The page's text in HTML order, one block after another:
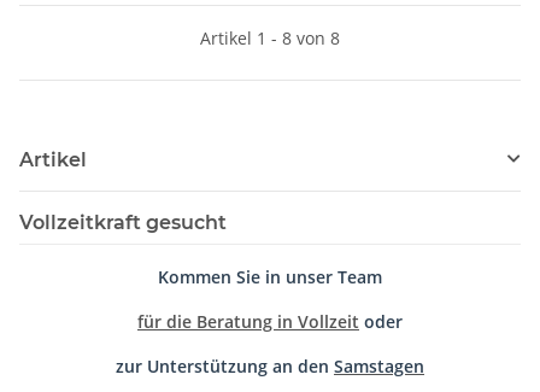
Artikel 1 - 8 von 8
Artikel
Vollzeitkraft gesucht
Kommen Sie in unser Team
für die Beratung in Vollzeit oder
zur Unterstützung an den Samstagen